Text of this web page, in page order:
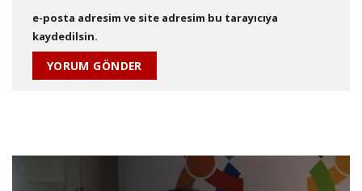
e-posta adresim ve site adresim bu tarayıcıya
kaydedilsin.